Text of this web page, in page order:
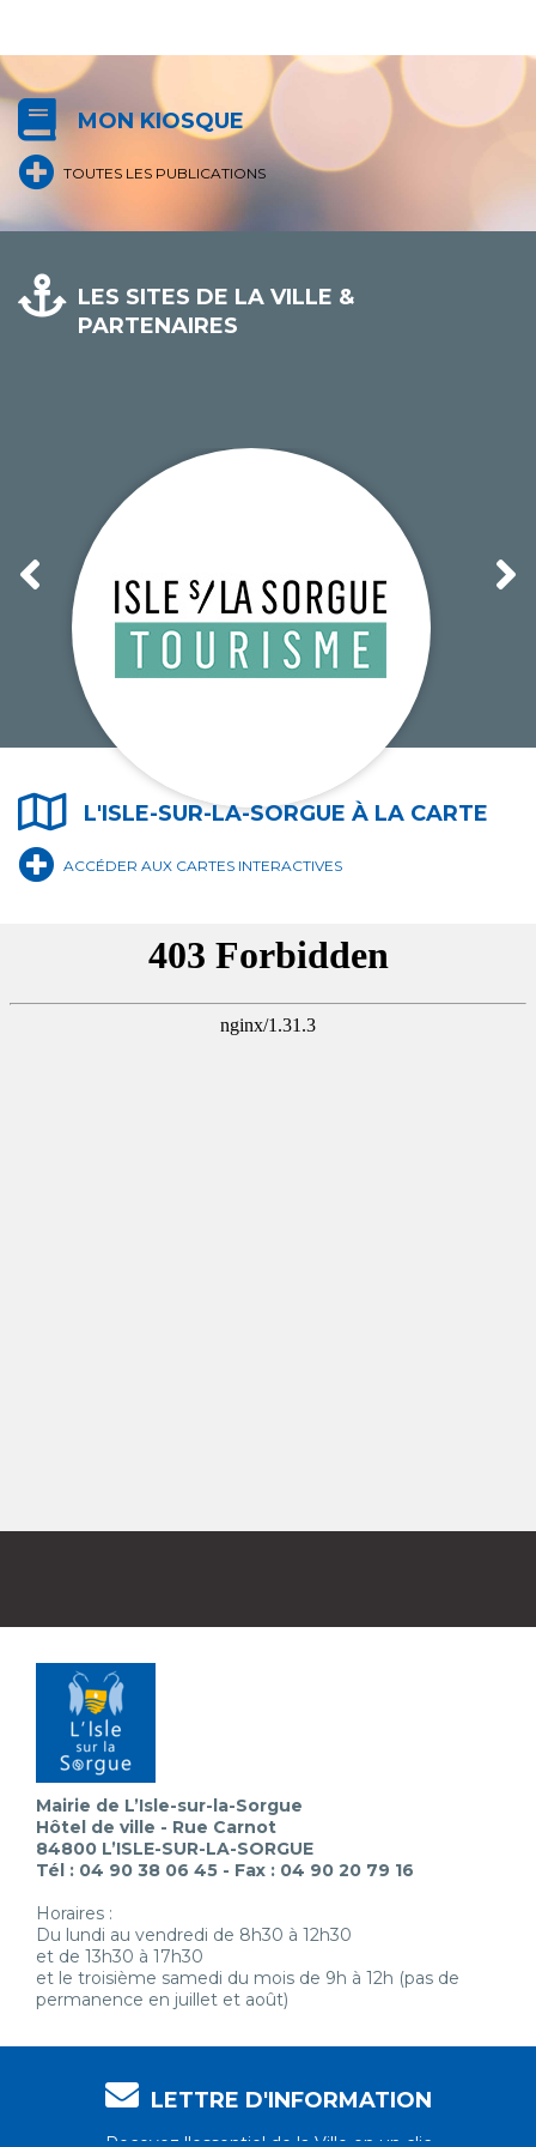
MON KIOSQUE
TOUTES LES PUBLICATIONS
LES SITES DE LA VILLE &
PARTENAIRES
L'ISLE-SUR-LA-SORGUE À LA CARTE
ACCÉDER AUX CARTES INTERACTIVES
Mairie de L’Isle-sur-la-Sorgue
Hôtel de ville - Rue Carnot
84800 L’ISLE-SUR-LA-SORGUE
Tél : 04 90 38 06 45 - Fax : 04 90 20 79 16
Horaires :
Du lundi au vendredi de 8h30 à 12h30
et de 13h30 à 17h30
et le troisième samedi du mois de 9h à 12h (pas de
permanence en juillet et août)
LETTRE D'INFORMATION